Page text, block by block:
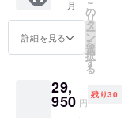
変更を
ジェク
ト実行
かった
転送と
なった
際は、
ります
ので、
ン、仕
様につ
きまし
なる場
合がご
の上、
お選び
いただ
きます
たしま
す。 ※
価格は
月
詳細を見る
こ
の
リ
タ
ー
ン
を
選
択
す
る
29,
950 円
残り30